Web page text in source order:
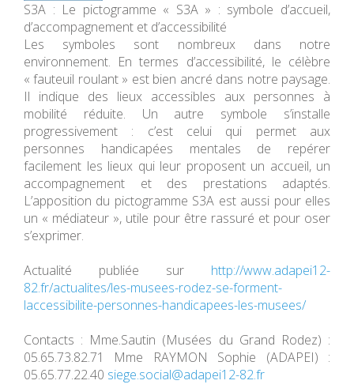
S3A : Le pictogramme « S3A » : symbole d’accueil,
d’accompagnement et d’accessibilité
Les symboles sont nombreux dans notre
environnement. En termes d’accessibilité, le célèbre
« fauteuil roulant » est bien ancré dans notre paysage.
Il indique des lieux accessibles aux personnes à
mobilité réduite. Un autre symbole s’installe
progressivement : c’est celui qui permet aux
personnes handicapées mentales de repérer
facilement les lieux qui leur proposent un accueil, un
accompagnement et des prestations adaptés.
L’apposition du pictogramme S3A est aussi pour elles
un « médiateur », utile pour être rassuré et pour oser
s’exprimer.
Actualité publiée sur http://www.adapei12-
82.fr/actualites/les-musees-rodez-se-forment-
laccessibilite-personnes-handicapees-les-musees/
Contacts : Mme.Sautin (Musées du Grand Rodez) :
05.65.73.82.71 Mme RAYMON Sophie (ADAPEI) :
05.65.77.22.40 siege.social@adapei12-82.fr